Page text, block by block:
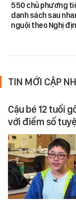
550 chủ phương
danh sách sau
nguội theo Nghị
TIN MỚI CẬP
Cậu bé 12 tuổi
với điểm số